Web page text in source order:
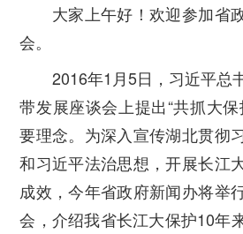
大家上午好！欢迎参加省
会。
2016年1月5日，习近平总
带发展座谈会上提出“共抓大
要理念。为深入宣传湖北贯彻
和习近平法治思想，开展长江
成效，今年省政府新闻办将举
会，介绍我省长江大保护10年